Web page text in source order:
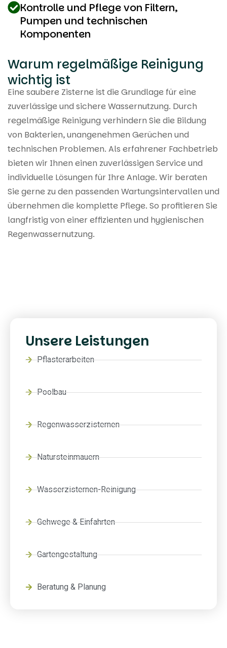
Kontrolle und Pflege von Filtern,
Pumpen und technischen
Komponenten
Warum regelmäßige Reinigung
wichtig ist
Eine saubere Zisterne ist die Grundlage für eine
zuverlässige und sichere Wassernutzung. Durch
regelmäßige Reinigung verhindern Sie die Bildung
von Bakterien, unangenehmen Gerüchen und
technischen Problemen. Als erfahrener Fachbetrieb
bieten wir Ihnen einen zuverlässigen Service und
individuelle Lösungen für Ihre Anlage. Wir beraten
Sie gerne zu den passenden Wartungsintervallen und
übernehmen die komplette Pflege. So profitieren Sie
langfristig von einer effizienten und hygienischen
Regenwassernutzung.
Unsere Leistungen
Pflasterarbeiten
Poolbau
Regenwasserzisternen
Natursteinmauern
Wasserzisternen-Reinigung
Gehwege & Einfahrten
Gartengestaltung
Beratung & Planung